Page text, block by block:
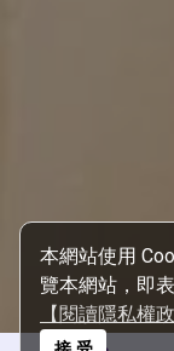
本網站使用
覽本網站，即
【閱讀隱私權政